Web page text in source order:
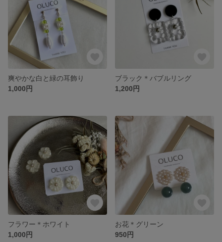
爽やかな白と緑の耳飾り
1,000円
ブラック＊バブルリング
1,200円
フラワー＊ホワイト
1,000円
お花＊グリーン
950円